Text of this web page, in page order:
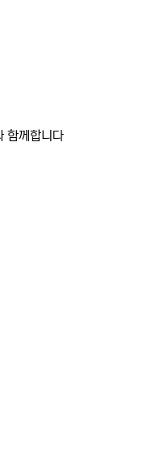
함께합니다